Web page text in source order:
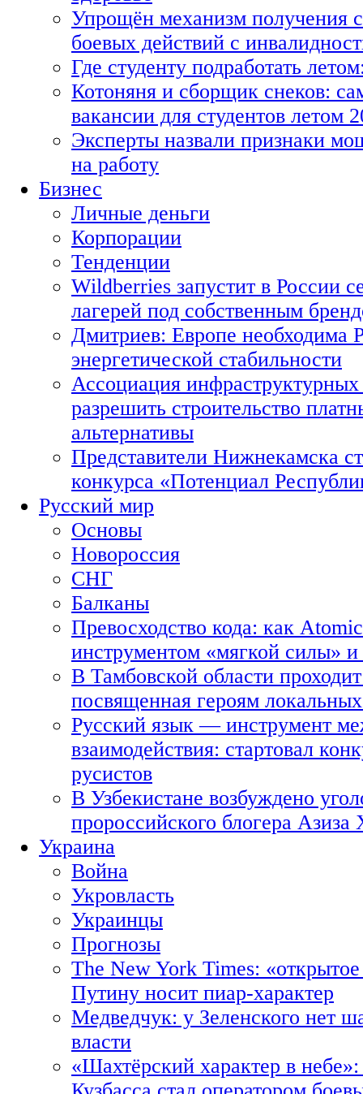
Упрощён механизм получения
боевых действий с
Где студенту подработать
Котоняня и сборщик снеков:
вакансии для студентов летом
Эксперты назвали признаки
на работу
Бизнес
Личные деньги
Корпорации
Тенденции
Wildberries запустит в России
лагерей под собственным
Дмитриев: Европе необходима
энергетической стабильности
Ассоциация
разрешить строительство
альтернативы
Представители Нижнекамска
конкурса «Потенциал
Русский мир
Основы
Новороссия
СНГ
Балканы
Превосходство кода: как
инструментом «мягкой силы» и
В Тамбовской области
посвященная героям
Русский язык — инструмент
взаимодействия: стартовал
русистов
В Узбекистане возбуждено
пророссийского блогера Азиза
Украина
Война
Укровласть
Украинцы
Прогнозы
The New York Times:
Путину носит пиар-характер
Медведчук: у Зеленского нет
власти
«Шахтёрский характер в